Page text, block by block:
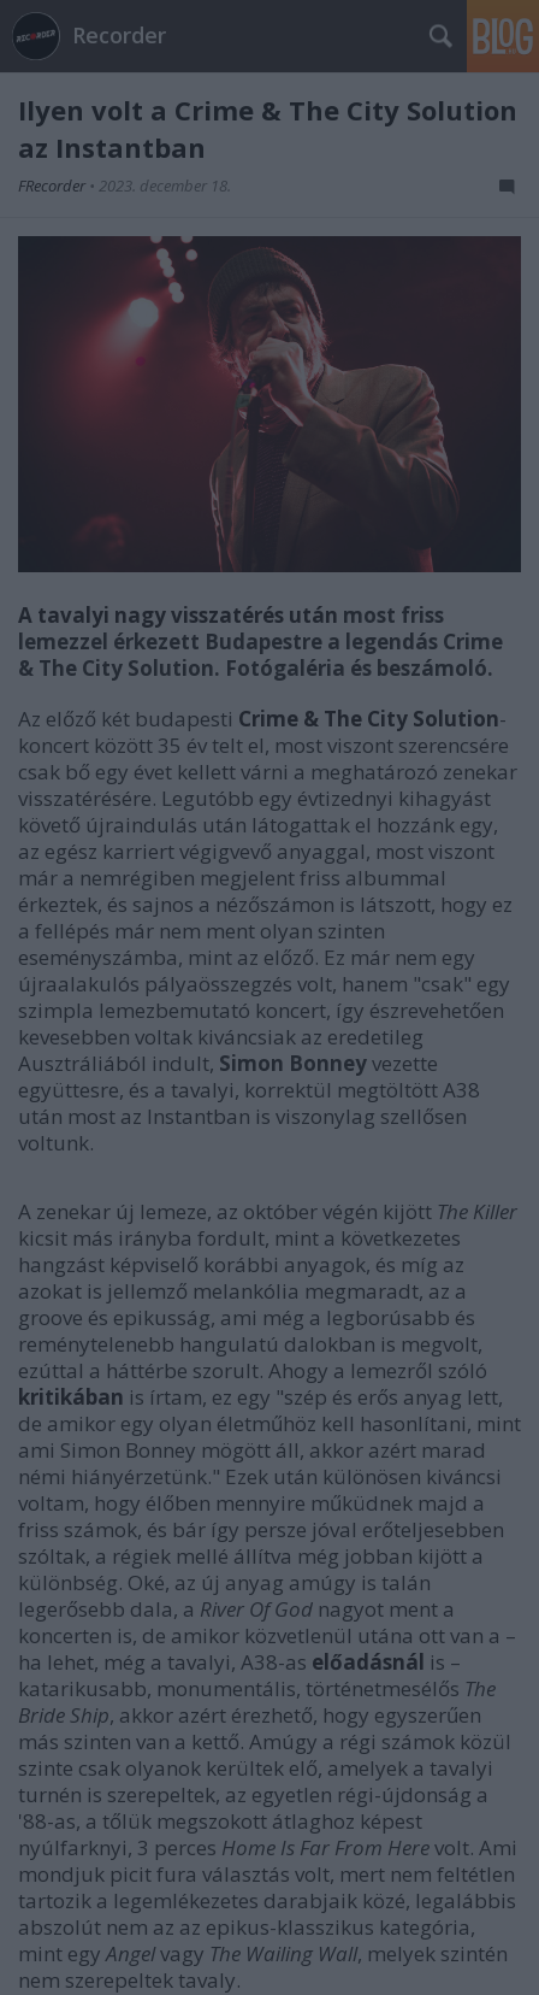
Recorder
Ilyen volt a Crime & The City Solution
az Instantban
FRecorder • 2023. december 18.
A tavalyi nagy visszatérés után most friss
lemezzel érkezett Budapestre a legendás Crime
& The City Solution. Fotógaléria és beszámoló.
Az előző két budapesti Crime & The City Solution-
koncert között 35 év telt el, most viszont szerencsére
csak bő egy évet kellett várni a meghatározó zenekar
visszatérésére. Legutóbb egy évtizednyi kihagyást
követő újraindulás után látogattak el hozzánk egy,
az egész karriert végigvevő anyaggal, most viszont
már a nemrégiben megjelent friss albummal
érkeztek, és sajnos a nézőszámon is látszott, hogy ez
a fellépés már nem ment olyan szinten
eseményszámba, mint az előző. Ez már nem egy
újraalakulós pályaösszegzés volt, hanem "csak" egy
szimpla lemezbemutató koncert, így észrevehetően
kevesebben voltak kiváncsiak az eredetileg
Ausztráliából indult, Simon Bonneyvezette
együttesre, és a tavalyi, korrektül megtöltött A38
után most az Instantban is viszonylag szellősen
voltunk.
A zenekar új lemeze, az október végén kijött The Killer
kicsit más irányba fordult, mint a következetes
hangzást képviselő korábbi anyagok, és míg az
azokat is jellemző melankólia megmaradt, az a
groove és epikusság, ami még a legborúsabb és
reménytelenebb hangulatú dalokban is megvolt,
ezúttal a háttérbe szorult. Ahogy a lemezről szóló
kritikában is írtam, ez egy "szép és erős anyag lett,
de amikor egy olyan életműhöz kell hasonlítani, mint
ami Simon Bonney mögött áll, akkor azért marad
némi hiányérzetünk." Ezek után különösen kiváncsi
voltam, hogy élőben mennyire műküdnek majd a
friss számok, és bár így persze jóval erőteljesebben
szóltak, a régiek mellé állítva még jobban kijött a
különbség. Oké, az új anyag amúgy is talán
legerősebb dala, a River Of God nagyot ment a
koncerten is, de amikor közvetlenül utána ott van a –
ha lehet, még a tavalyi, A38-as előadásnál is –
katarikusabb, monumentális, történetmesélős The
Bride Ship, akkor azért érezhető, hogy egyszerűen
más szinten van a kettő. Amúgy a régi számok közül
szinte csak olyanok kerültek elő, amelyek a tavalyi
turnén is szerepeltek, az egyetlen régi-újdonság a
'88-as, a tőlük megszokott átlaghoz képest
nyúlfarknyi, 3 perces Home Is Far From Herevolt. Ami
mondjuk picit fura választás volt, mert nem feltétlen
tartozik a legemlékezetes darabjaik közé, legalábbis
abszolút nem az az epikus-klasszikus kategória,
mint egyAngelvagy The Wailing Wall, melyek szintén
nem szerepeltek tavaly.